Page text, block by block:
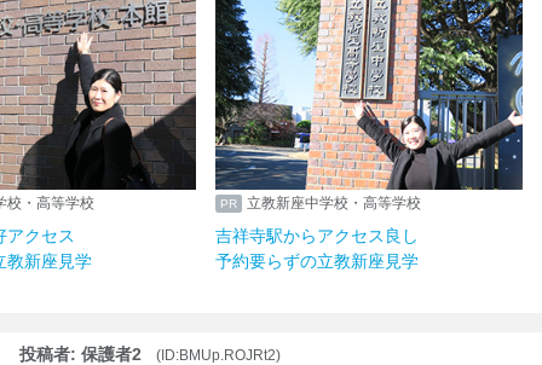
校・高等学校
アクセス
教新座見学
立教新座中学校・高等学校
吉祥寺駅からアクセス良し
予約要らずの立教新座見学
投稿者: 保護者2
(ID:BMUp.ROJRt2)